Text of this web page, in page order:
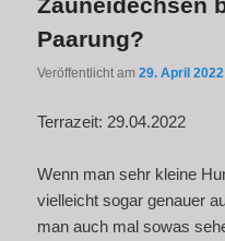
Zauneidechsen
Paarung?
Veröffentlicht am29. April 2022
Terrazeit: 29.04.2022
Wenn man sehr kleine
vielleicht sogar genauer
man auch mal sowas